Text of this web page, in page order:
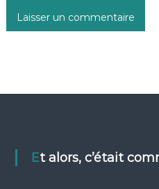
Et alors, c’était